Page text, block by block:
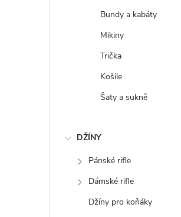
Bundy a kabáty
Mikiny
Trička
Košile
Šaty a sukně
DŽÍNY
Pánské rifle
Dámské rifle
Džíny pro koňáky